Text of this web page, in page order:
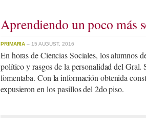
Aprendiendo un poco más
PRIMARIA – 15 AUGUST, 2016
En horas de Ciencias Sociales, los alumnos
político y rasgos de la personalidad del
fomentaba. Con la información obtenida
expusieron en los pasillos del 2do piso.